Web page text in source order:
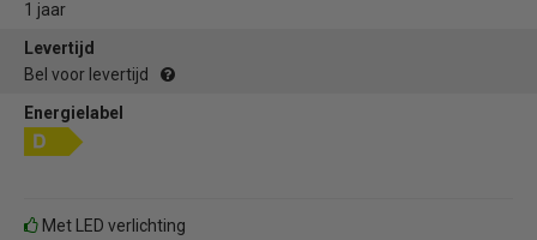
1 jaar
Levertijd
Bel voor levertijd
Energielabel
Met LED verlichting